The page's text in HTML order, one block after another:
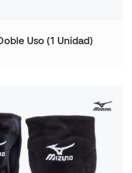
Uso (1 Unidad)